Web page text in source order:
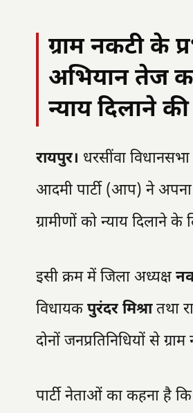
ग्राम नकटी के
अभियान तेज
न्याय दिलाने
रायपुर। धरसींवा
आदमी पार्टी (आप) ने अपना
ग्रामीणों को न्याय दिलाने
इसी क्रम में जिला अध्यक्ष
विधायक पुरंदर मिश्रातथा
दोनों जनप्रतिनिधियों से
पार्टी नेताओं का कहना है